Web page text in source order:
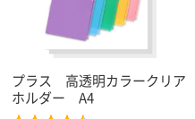
プラス 高透明カラークリア
ホルダー A4